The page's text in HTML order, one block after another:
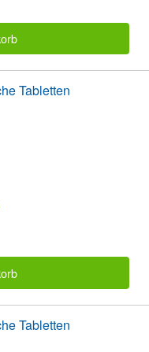
Tabletten
Tabletten